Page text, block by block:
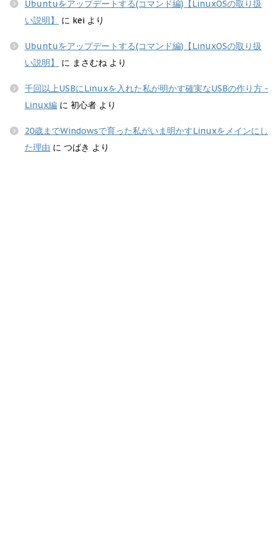
Ubuntuをアップデートする(コマンド編)【LinuxOSの取り扱
い説明】
に kei より
Ubuntuをアップデートする(コマンド編)【LinuxOSの取り扱
い説明】
に まさむね より
千回以上USBにLinuxを入れた私が明かす確実なUSBの作り方 -
Linux編 に 初心者 より
20歳までWindowsで育った私がいま明かすLinuxをメインにし
た理由 に つばき より